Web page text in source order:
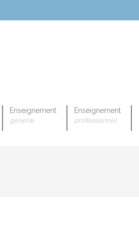
Enseignement
général
Enseignement
professionnel